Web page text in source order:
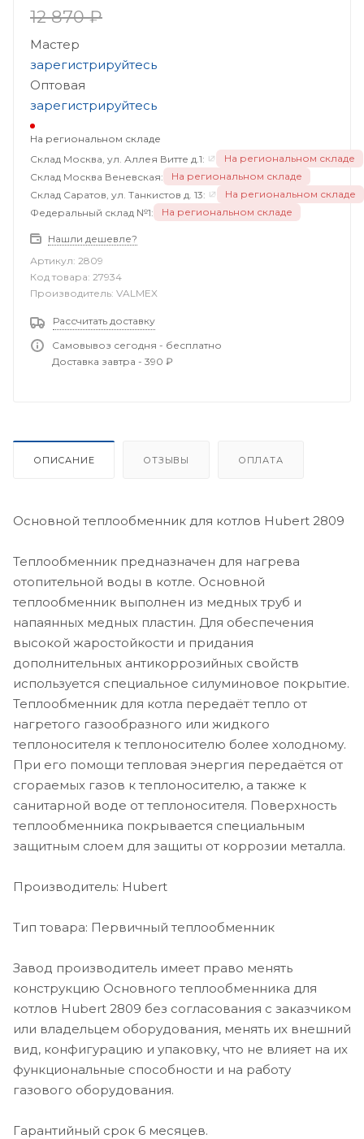
12 870 ₽
Мастер
зарегистрируйтесь
Оптовая
зарегистрируйтесь
На региональном складе
Склад Москва, ул. Аллея Витте д.1:
На региональном складе
Склад Москва Веневская:
На региональном складе
Склад Саратов, ул. Танкистов д. 13:
На региональном складе
Федеральный склад №1:
На региональном складе
Нашли дешевле?
Артикул: 2809
Код товара: 27934
Производитель: VALMEX
Рассчитать доставку
Самовывоз сегодня - бесплатно
Доставка завтра - 390 ₽
ОПИСАНИЕ ОТЗЫВЫ ОПЛАТА
Основной теплообменник для котлов Hubert 2809
Теплообменник предназначен для нагрева
отопительной воды в котле. Основной
теплообменник выполнен из медных труб и
напаянных медных пластин. Для обеспечения
высокой жаростойкости и придания
дополнительных антикоррозийных свойств
используется специальное силуминовое покрытие.
Теплообменник для котла передаёт тепло от
нагретого газообразного или жидкого
теплоносителя к теплоносителю более холодному.
При его помощи тепловая энергия передаётся от
сгораемых газов к теплоносителю, а также к
санитарной воде от теплоносителя. Поверхность
теплообменника покрывается специальным
защитным слоем для защиты от коррозии металла.
Производитель: Hubert
Тип товара: Первичный теплообменник
Завод производитель имеет право менять
конструкцию Основного теплообменника для
котлов Hubert 2809 без согласования с заказчиком
или владельцем оборудования, менять их внешний
вид, конфигурацию и упаковку, что не влияет на их
функциональные способности и на работу
газового оборудования.
Гарантийный срок 6 месяцев.